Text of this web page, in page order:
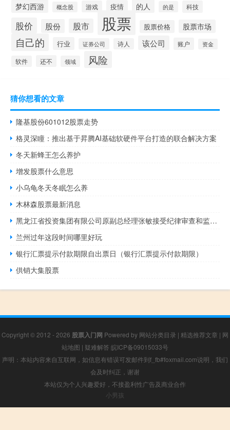
梦幻西游 概念股 游戏 疫情 的人 的是 科技
股价 股份 股市 股票 股票价格 股票市场
自己的 行业 证券公司 诗人 该公司 账户 资金
软件 还不 领域 风险
猜你想看的文章
隆基股份601012股票走势
格灵深瞳：推出基于昇腾AI基础软硬件平台打造的联合解决方案
冬天新蜂王怎么养护
增发股票什么意思
小乌龟冬天冬眠怎么养
木林森股票最新消息
黑龙江省投资集团有限公司原副总经理张敏接受纪律审查和监察调查
兰州过年这段时间哪里好玩
银行汇票提示付款期限自出票日（银行汇票提示付款期限）
供销大集股票
Copyright © 2012 - 2026 股票入门网 Powered by 网站分类目录 | 精选推荐文章 | 网
站地图 | 疑难解答 皖ICP备09015033号
声明：本站内容来自互联网，如信息有错误可发邮件到f_fb#foxmail.com说明，我们
会及时纠正，谢谢
本站仅为个人兴趣爱好，不接盈利性广告及商业合作
小男孩